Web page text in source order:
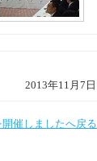
2013年11月7日
催しましたへ戻る